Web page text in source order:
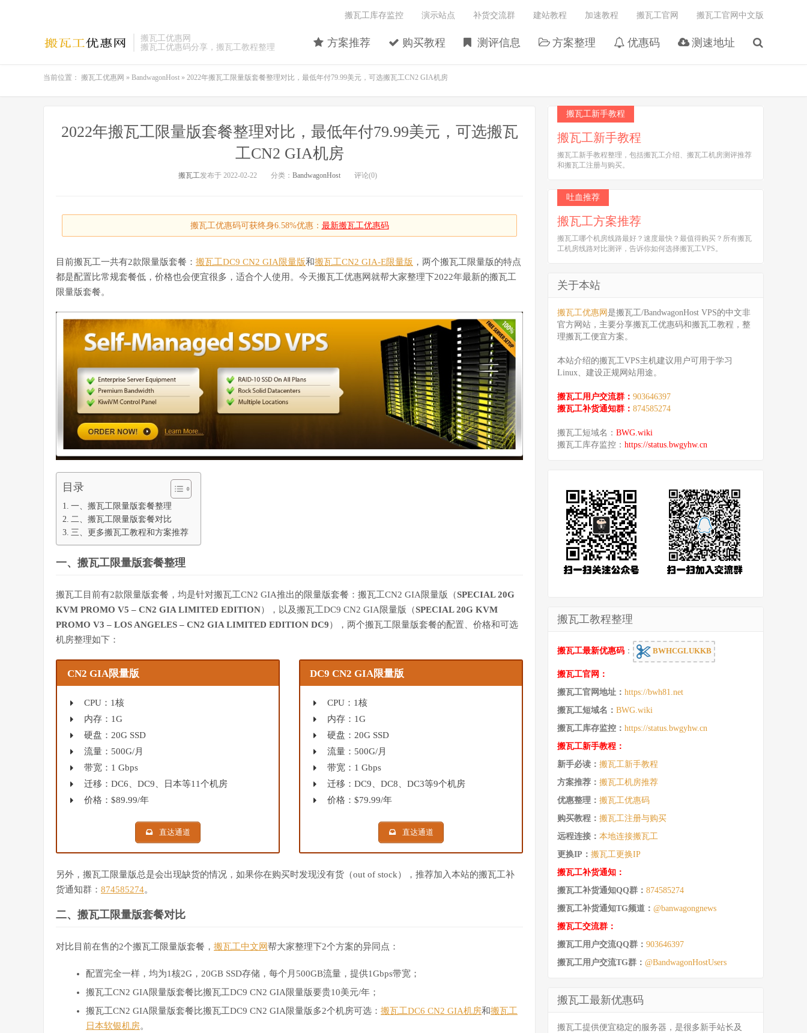
搬瓦工优惠网
搬瓦工优惠码分享，搬瓦工教程整理
方案推荐 购买教程 测评信息 方案整理 优惠码 测速地址
搬瓦工库存监控 演示站点 补货交流群 建站教程 加速教程 搬瓦工官网 搬瓦工官网中文版
当前位置： 搬瓦工优惠网 » BandwagonHost » 2022年搬瓦工限量版套餐整理对比，最低年付79.99美元，可选搬瓦工CN2 GIA机房
2022年搬瓦工限量版套餐整理对比，最低年付79.99美元，可选搬瓦
工CN2 GIA机房
搬瓦工发布于 2022-02-22 分类： BandwagonHost 评论(0)
搬瓦工优惠码可获终身6.58%优惠： 最新搬瓦工优惠码
目前搬瓦工一共有2款限量版套餐： 搬瓦工DC9 CN2 GIA限量版和搬瓦工CN2 GIA-E限量版 ，两个搬瓦工限量版的特点
都是配置比常规套餐低，价格也会便宜很多，适合个人使用。今天搬瓦工优惠网就帮大家整理下2022年最新的搬瓦工
限量版套餐。
目录
一、搬瓦工限量版套餐整理
二、搬瓦工限量版套餐对比
三、更多搬瓦工教程和方案推荐
一、搬瓦工限量版套餐整理
搬瓦工目前有2款限量版套餐，均是针对搬瓦工CN2 GIA推出的限量版套餐：搬瓦工CN2 GIA限量版（SPECIAL 20G
KVM PROMO V5 – CN2 GIA LIMITED EDITION），以及搬瓦工DC9 CN2 GIA限量版（SPECIAL 20G KVM
PROMO V3 – LOS ANGELES – CN2 GIA LIMITED EDITION DC9），两个搬瓦工限量版套餐的配置、价格和可选
机房整理如下：
CN2 GIA限量版
CPU：1核
内存：1G
硬盘：20G SSD
流量：500G/月
带宽：1 Gbps
迁移：DC6、DC9、日本等11个机房
价格：$89.99/年
直达通道
DC9 CN2 GIA限量版
CPU：1核
内存：1G
硬盘：20G SSD
流量：500G/月
带宽：1 Gbps
迁移：DC9、DC8、DC3等9个机房
价格：$79.99/年
直达通道
另外，搬瓦工限量版总是会出现缺货的情况，如果你在购买时发现没有货（out of stock），推荐加入本站的搬瓦工补
货通知群： 874585274。
二、搬瓦工限量版套餐对比
对比目前在售的2个搬瓦工限量版套餐， 搬瓦工中文网帮大家整理下2个方案的异同点：
配置完全一样，均为1核2G，20GB SSD存储，每个月500GB流量，提供1Gbps带宽；
搬瓦工CN2 GIA限量版套餐比搬瓦工DC9 CN2 GIA限量版要贵10美元/年；
搬瓦工CN2 GIA限量版套餐比搬瓦工DC9 CN2 GIA限量版多2个机房可选： 搬瓦工DC6 CN2 GIA机房和搬瓦工
日本软银机房。
搬瓦工新手教程
搬瓦工新手教程
搬瓦工新手教程整理，包括搬瓦工介绍、搬瓦工机房测评推荐
和搬瓦工注册与购买。
吐血推荐
搬瓦工方案推荐
搬瓦工哪个机房线路最好？速度最快？最值得购买？所有搬瓦
工机房线路对比测评，告诉你如何选择搬瓦工VPS。
关于本站
搬瓦工优惠网 是搬瓦工/BandwagonHost VPS的中文非
官方网站，主要分享搬瓦工优惠码和搬瓦工教程，整
理搬瓦工便宜方案。
本站介绍的搬瓦工VPS主机建议用户可用于学习
Linux、建设正规网站用途。
搬瓦工用户交流群： 903646397
搬瓦工补货通知群： 874585274
搬瓦工短域名： BWG.wiki
搬瓦工库存监控： https://status.bwgyhw.cn
搬瓦工教程整理
搬瓦工最新优惠码 ： BWHCGLUKKB
搬瓦工官网：
搬瓦工官网地址： https://bwh81.net
搬瓦工短域名： BWG.wiki
搬瓦工库存监控： https://status.bwgyhw.cn
搬瓦工新手教程：
新手必读： 搬瓦工新手教程
方案推荐： 搬瓦工机房推荐
优惠整理： 搬瓦工优惠码
购买教程： 搬瓦工注册与购买
远程连接： 本地连接搬瓦工
更换IP： 搬瓦工更换IP
搬瓦工补货通知：
搬瓦工补货通知QQ群： 874585274
搬瓦工补货通知TG频道： @banwagongnews
搬瓦工交流群：
搬瓦工用户交流QQ群： 903646397
搬瓦工用户交流TG群： @BandwagonHostUsers
搬瓦工最新优惠码
搬瓦工提供便宜稳定的服务器，是很多新手站长及